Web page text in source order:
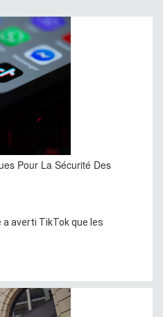
Pour La Sécurité Des
a averti TikTok que les